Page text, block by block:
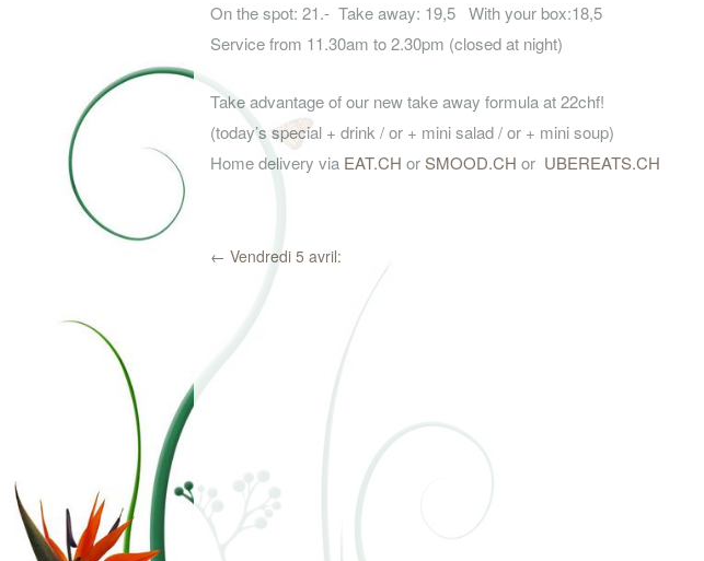
On the spot: 21.- Take away: 19,5 With your box:18,5
Service from 11.30am to 2.30pm (closed at night)
Take advantage of our new take away formula at 22chf!
(today’s special + drink / or + mini salad / or + mini soup)
Home delivery via EAT.CH orSMOOD.CH or UBEREATS.CH
← Vendredi 5 avril: